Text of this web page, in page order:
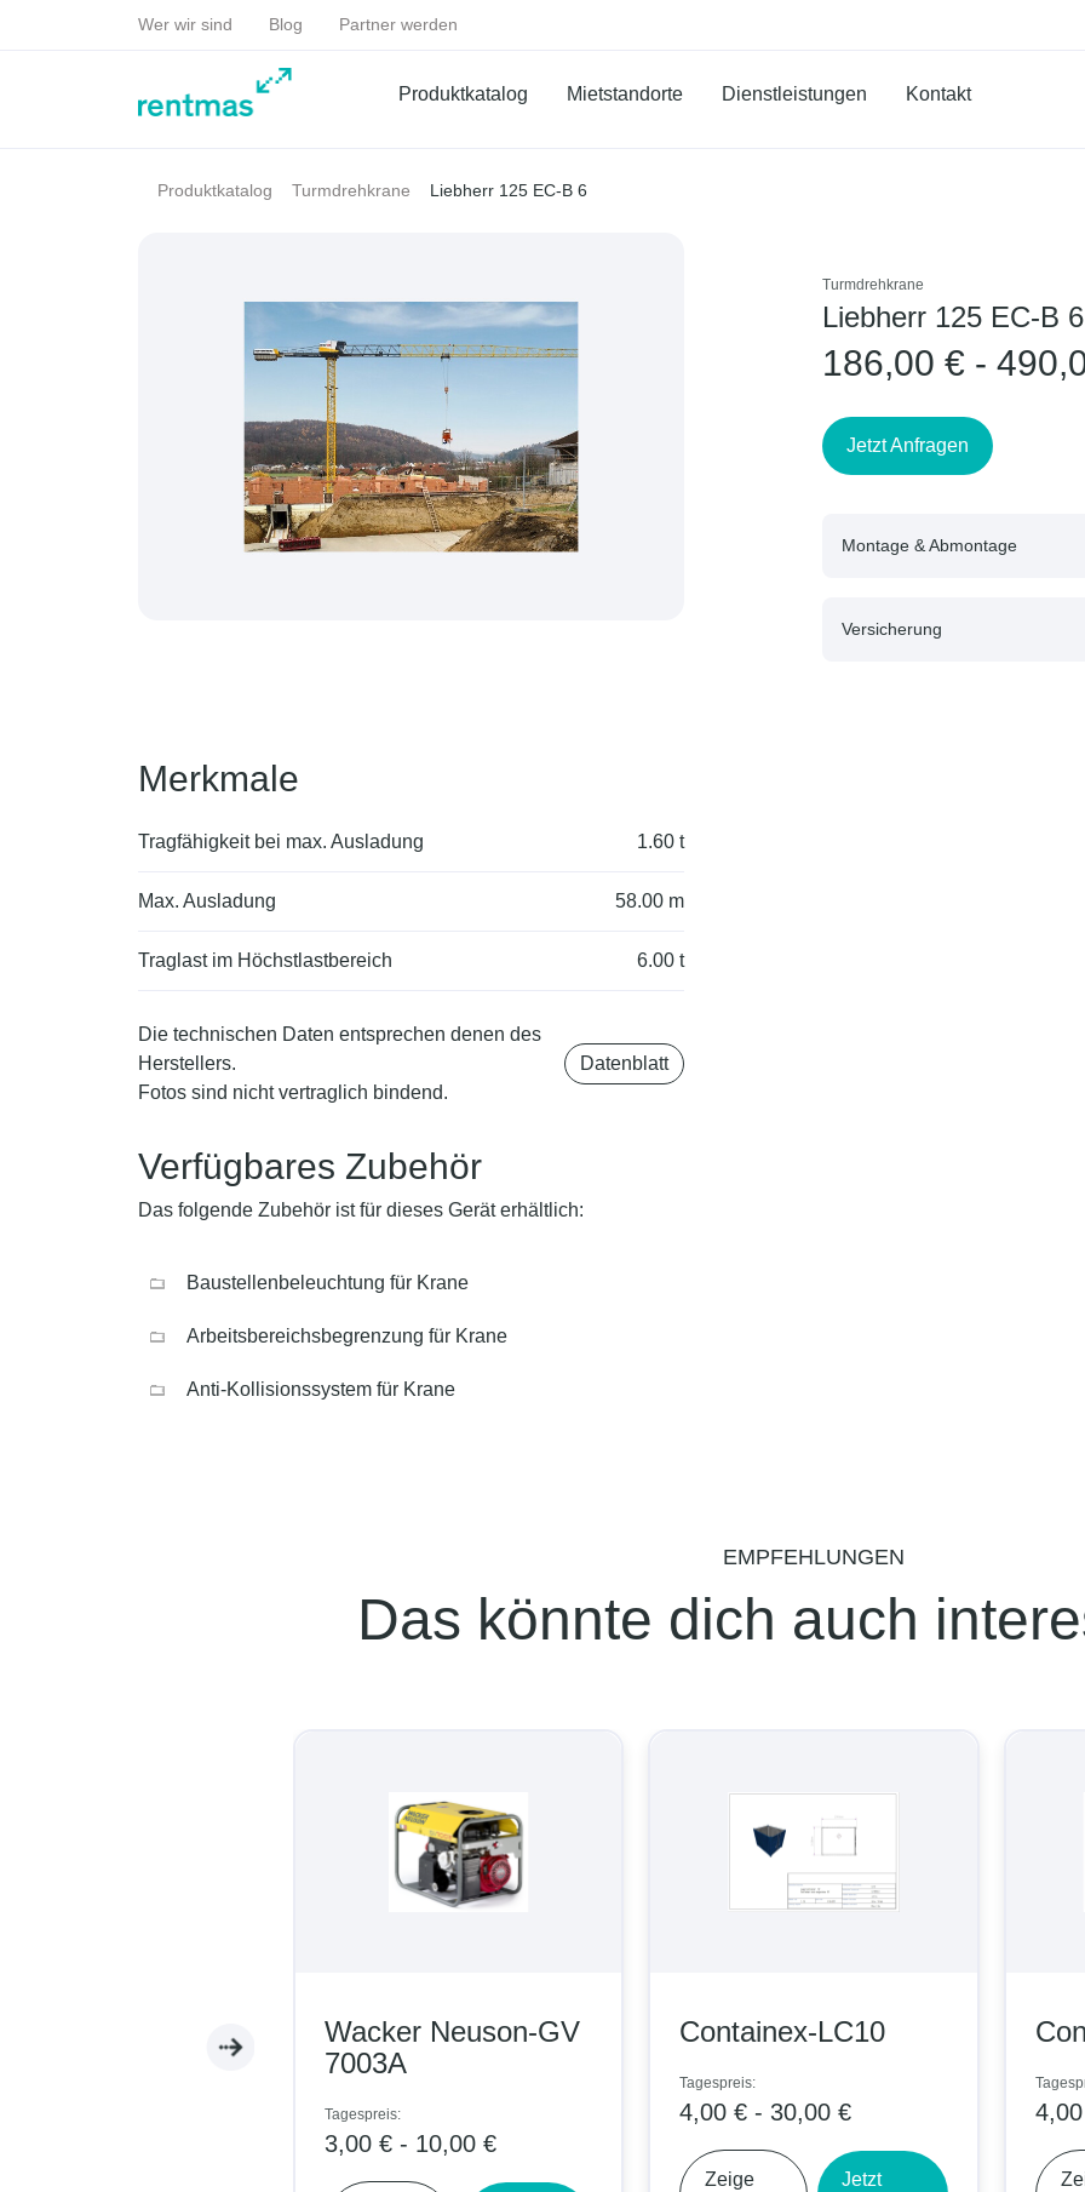
Wer wir sind Blog Partner werden
Produktkatalog Mietstandorte Dienstleistungen Kontakt
Produktkatalog Turmdrehkrane Liebherr 125 EC-B 6
Turmdrehkrane
Liebherr 125 EC-B
186,00 € -
Jetzt Anfragen
Montage & Abmontage
Versicherung
Merkmale
Tragfähigkeit bei max. Ausladung 1.60 t
Max. Ausladung 58.00 m
Traglast im Höchstlastbereich 6.00 t
Die technischen Daten entsprechen denen des
Herstellers.
Fotos sind nicht vertraglich bindend.
Datenblatt
Verfügbares Zubehör
Das folgende Zubehör ist für dieses Gerät erhältlich:
Baustellenbeleuchtung für Krane
Arbeitsbereichsbegrenzung für Krane
Anti-Kollisionssystem für Krane
EMPFEHLUNGEN
Das könnte dich auch
Wacker Neuson-GV
7003A
Tagespreis:
3,00 € - 10,00 €
Containex-LC10
Tagespreis:
4,00 € - 30,00 €
Zeige
Jetzt
4,00